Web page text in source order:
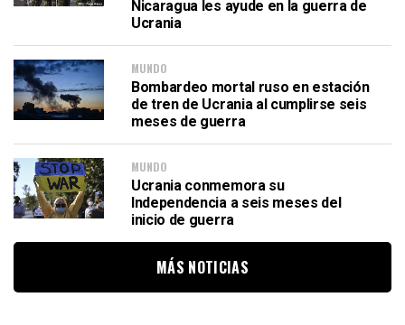
Nicaragua les ayude en la guerra de
Ucrania
MUNDO
Bombardeo mortal ruso en estación
de tren de Ucrania al cumplirse seis
meses de guerra
MUNDO
Ucrania conmemora su
Independencia a seis meses del
inicio de guerra
MÁS NOTICIAS